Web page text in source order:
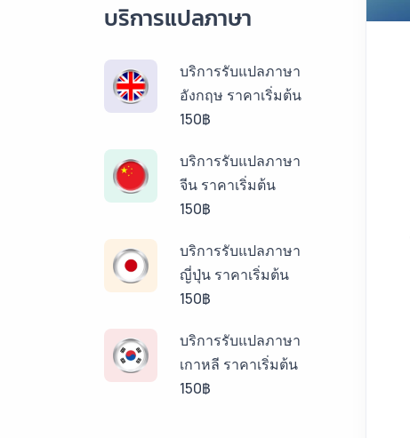
บริการแปลภาษา
บริการรับแปลภาษา
อังกฤษ ราคาเริ่มต้น
150฿
บริการรับแปลภาษา
จีน ราคาเริ่มต้น
150฿
บริการรับแปลภาษา
ญี่ปุ่น ราคาเริ่มต้น
150฿
บริการรับแปลภาษา
เกาหลี ราคาเริ่มต้น
150฿